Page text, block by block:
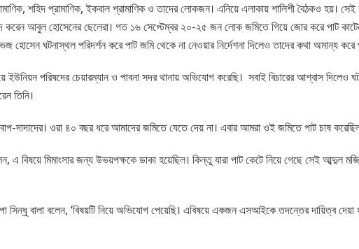
শহিদ প্রামাণিক, ইকবাল প্রামাণিক ও তাদের লোকজন। এনিয়ে এলাকায় শালিশী বৈঠকও হয়। সেই
করেন আবুল হোসেনের ছেলেরা। গত ১৬ সেপ্টেম্বর ২০-২৫ জন লোক জমিতে গিয়ে জোর করে পাট
ঘটনাস্থল পরিদর্শন করে পাট জমি থেকে না নেওয়ার নির্দেশনা দিলেও তাদের কথা অমান্য করে
ইউনিয়ন পরিষদের চেয়ারম্যান ও পাবনা সদর থানায় অভিযোগ করেছি। সবাই বিচারের আশ্বাস
তিনি।
দাদাদের। ওরা ৪০ বছর ধরে আমাদের জমিতে যেতে দেয় না। এবার আমরা ওই জমিতে পাট চাষ
এ বিষয়ে মিমাংসার জন্য উভয়পক্ষকে ডাকা হয়েছিল। কিন্তু যারা পাট কেটে নিয়ে গেছে সেই আব্দুল
সিন্ধু বালা বলেন, ‘বিষয়টি নিয়ে অভিযোগ পেয়েছি। এবিষয়ে একজন এসআইকে তদন্তের দায়িত্ব